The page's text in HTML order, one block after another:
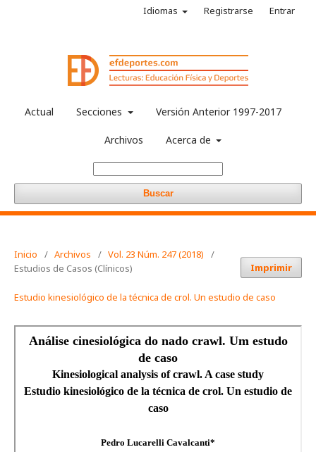
Actual Secciones Versión Anterior 1997-2017
Archivos Acerca de
Buscar
Idiomas Registrarse Entrar
Inicio / Archivos / Vol. 23 Núm. 247 (2018)
/
Estudios de Casos (Clínicos)
Imprimir
Estudio kinesiológico de la técnica de crol. Un estudio de caso